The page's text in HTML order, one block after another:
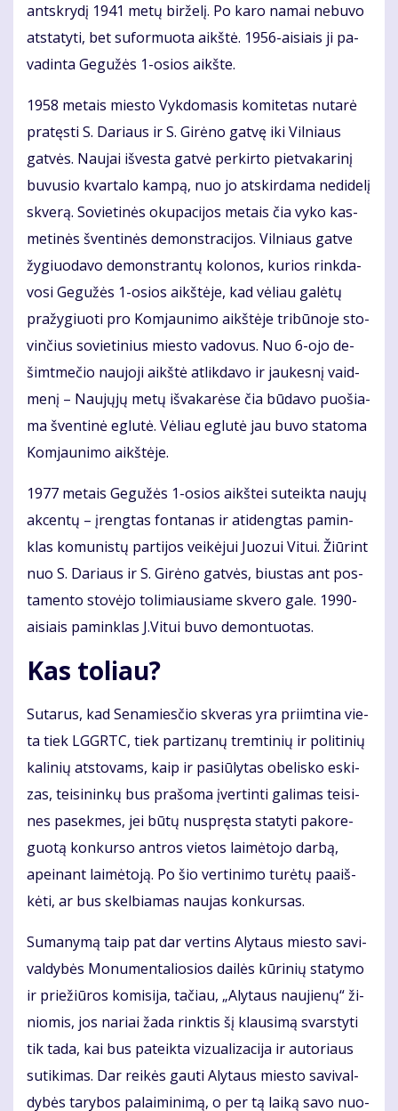
ant­skry­dį 1941 me­tų bir­že­lį. Po ka­ro na­mai ne­bu­vo
at­sta­ty­ti, bet su­for­muo­ta aikš­tė. 1956-ai­siais ji pa­
va­din­ta Ge­gu­žės 1-osios aikš­te.
1958 me­tais mies­to Vyk­do­ma­sis ko­mi­te­tas nu­ta­rė
pra­tęs­ti S. Da­riaus ir S. Gi­rė­no gat­vę iki Vil­niaus
gat­vės. Nau­jai iš­ves­ta gat­vė per­kir­to piet­va­ka­ri­nį
bu­vu­sio kvar­ta­lo kam­pą, nuo jo at­skir­da­ma ne­di­de­lį
skve­rą. So­vie­ti­nės oku­pa­ci­jos me­tais čia vy­ko kas­
me­ti­nės šven­ti­nės de­monst­ra­ci­jos. Vil­niaus gat­ve
žy­giuo­da­vo de­monst­ran­tų ko­lo­nos, ku­rios rink­da­
vo­si Ge­gu­žės 1-osios aikš­tė­je, kad vė­liau ga­lė­tų
pra­žy­giuo­ti pro Kom­jau­ni­mo aikš­tė­je tri­bū­no­je sto­
vin­čius so­vie­ti­nius mies­to va­do­vus. Nuo 6-ojo de­
šimt­me­čio nau­jo­ji aikš­tė at­lik­da­vo ir jau­kes­nį vaid­
me­nį – Nau­jų­jų me­tų iš­va­ka­rė­se čia bū­da­vo puo­šia­
ma šven­ti­nė eg­lu­tė. Vė­liau eg­lu­tė jau bu­vo sta­to­ma
Kom­jau­ni­mo aikš­tė­je.
1977 me­tais Ge­gu­žės 1-osios aikš­tei su­teik­ta nau­jų
ak­cen­tų – įreng­tas fon­ta­nas ir ati­deng­tas pa­min­
klas ko­mu­nis­tų par­ti­jos vei­kė­jui Juo­zui Vi­tui. Žiū­rint
nuo S. Da­riaus ir S. Gi­rė­no gat­vės, bius­tas ant pos­
ta­mento sto­vė­jo to­li­miau­sia­me skve­ro ga­le. 1990-
ai­siais pa­min­klas J.Vi­tui bu­vo de­mon­tuo­tas.
Kas to­liau?
Su­ta­rus, kad Se­na­mies­čio skve­ras yra pri­im­ti­na vie­
ta tiek LGGRTC, tiek par­ti­za­nų trem­ti­nių ir po­li­ti­nių
ka­li­nių at­sto­vams, kaip ir pa­siū­ly­tas obe­lis­ko es­ki­
zas, tei­si­nin­kų bus pra­šo­ma įver­tin­ti ga­li­mas tei­si­
nes pa­sek­mes, jei bū­tų nu­spręs­ta sta­ty­ti pa­ko­re­
guo­tą kon­kur­so ant­ros vie­tos lai­mė­to­jo dar­bą,
apei­nant lai­mė­to­ją. Po šio ver­ti­ni­mo tu­rė­tų pa­aiš­
kė­ti, ar bus skel­bia­mas nau­jas kon­kur­sas.
Su­ma­ny­mą taip pat dar ver­tins Aly­taus mies­to sa­vi­
val­dy­bės Mo­nu­men­ta­lio­sios dai­lės kū­ri­nių sta­ty­mo
ir prie­žiū­ros ko­mi­si­ja, ta­čiau, „Aly­taus nau­jie­nų“ ži­
nio­mis, jos na­riai ža­da rink­tis šį klau­si­mą svars­ty­ti
tik ta­da, kai bus pa­teik­ta vi­zu­a­li­za­ci­ja ir au­to­riaus
su­ti­ki­mas. Dar rei­kės gau­ti Aly­taus mies­to sa­vi­val­
dy­bės ta­ry­bos pa­lai­mi­ni­mą, o per tą lai­ką sa­vo nuo­